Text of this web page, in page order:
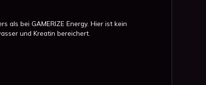
als bei GAMERIZE Energy. Hier ist kein
und Kreatin bereichert.